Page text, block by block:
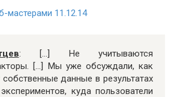
мастерами 11.12.14
: […] Не учитываются
[…] Мы уже обсуждали, как
собственные данные в результатах
куда пользователи